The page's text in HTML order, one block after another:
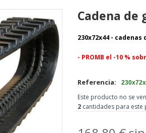
Cadena de
230x72x44 - cadenas
- PROMB el -10 %
Referencia:
Este producto no se
2 cantidades para este